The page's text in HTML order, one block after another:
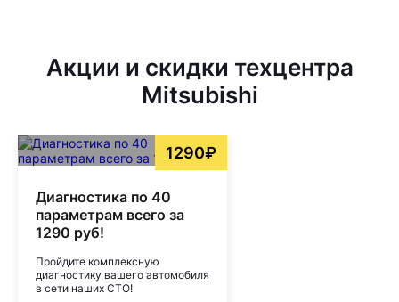
Акции и скидки техцентра
Mitsubishi
1290₽
Диагностика по 40
параметрам всего за
1290 руб!
Пройдите комплексную
диагностику вашего автомобиля
в сети наших СТО!